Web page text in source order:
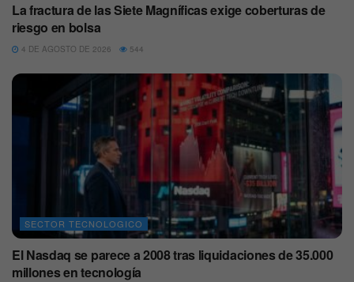
La fractura de las Siete Magníficas exige coberturas de
riesgo en bolsa
4 DE AGOSTO DE 2026 544
SECTOR TECNOLOGICO
El Nasdaq se parece a 2008 tras liquidaciones de 35.000
millones en tecnología